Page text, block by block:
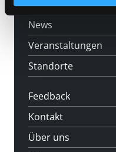
[kju:b]
News
Veranstaltungen
Standorte
Feedback
Kontakt
Über uns